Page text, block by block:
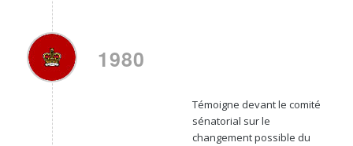
1980
Témoigne devant le comité
sénatorial sur le
changement possible du